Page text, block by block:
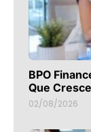
BPO
Que Cresce
02/08/2026